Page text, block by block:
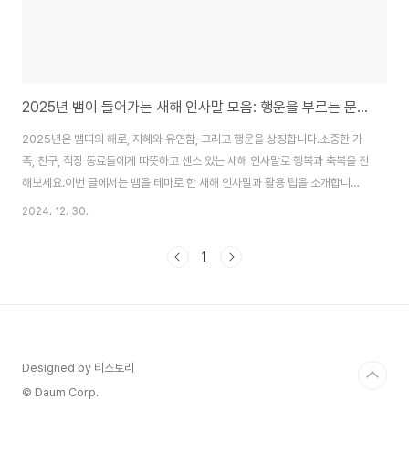
2025년 뱀이 들어가는 새해 인사말 모음: 행운을 부르는 문구 추천! 🐍✨
2025년은 뱀띠의 해로, 지혜와 유연함, 그리고 행운을 상징합니다.소중한 가
족, 친구, 직장 동료들에게 따뜻하고 센스 있는 새해 인사말로 행복과 축복을 전
해보세요.이번 글에서는 뱀을 테마로 한 새해 인사말과 활용 팁을 소개합니다.
🎉📌 가족을 위한 따뜻한 새해 인사말1. 뱀처럼 유연하고 지혜로운 한 해 되세
루는 한 해가 되길 바랍니다.가족 모두의 건강과 행복을 기원합니다! 새해 복 많
2024. 12. 30.
1
Designed by 티스토리
© Daum Corp.